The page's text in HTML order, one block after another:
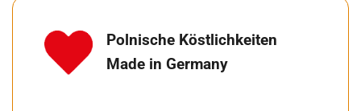
Polnische Köstlichkeiten
Made in Germany